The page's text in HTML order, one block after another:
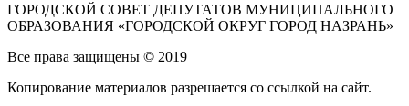
ГОРОДСКОЙ СОВЕТ ДЕПУТАТОВ МУНИЦИПАЛЬНОГО
ОБРАЗОВАНИЯ «ГОРОДСКОЙ ОКРУГ ГОРОД НАЗРАНЬ»
Все права защищены © 2019
Копирование материалов разрешается со ссылкой на сайт.